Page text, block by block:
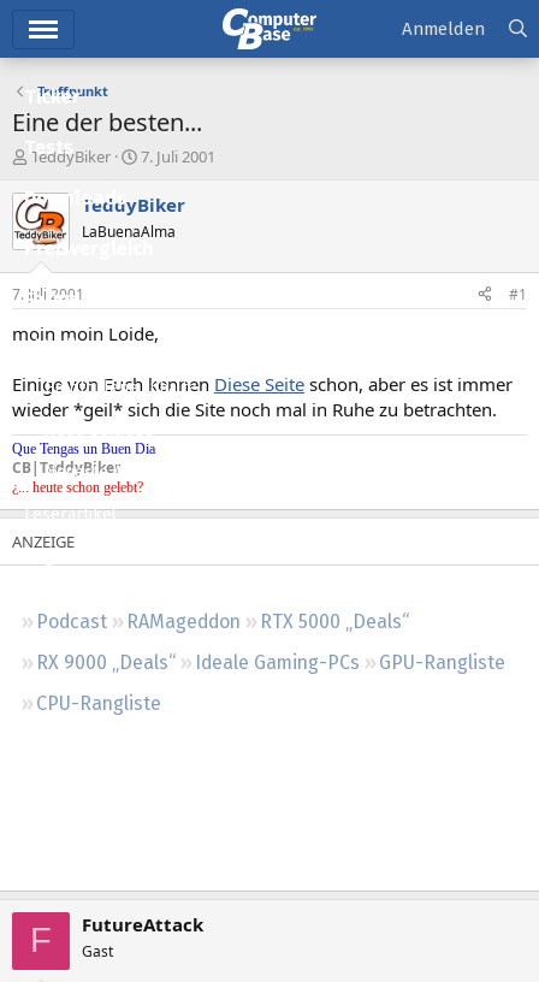
Ticker
Tests
Downloads
Preisvergleich
Forum
Aktuelles
Empfohlene Inhalte
Neue Beiträge
Neueste Aktivitäten
Leserartikel
Podcast RAMageddon
RTX 5000 „Deals“
RX 9000 „Deals“
Ideale Gaming-PCs
GPU-Rangliste
CPU-Rangliste
Anmelden
Treffpunkt
Eine der besten...
E
s
t
e
e
r
TeddyBiker
E
s
e
t
a
7. Juli 2001
TeddyBiker
LaBuenaAlma
7. Juli 2001 #1
moin moin Loide,
Einige von Euch kennen Diese Seite schon, aber es ist immer
wieder *geil* sich die Site noch mal in Ruhe zu betrachten.
Que Tengas un Buen Dia
CB|TeddyBiker
¿... heute schon gelebt?
F FutureAttack
Gast